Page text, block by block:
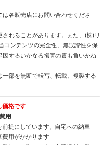
各販売店にお問い合わせくださ
れることがあります。また、(株)リ
コンテンツの完全性、無誤謬性を保
するいかなる損害の責も負いかね
部を無断で転写、転載、複製する
価格です
用
提にしています。自宅への納車
費用がかかります